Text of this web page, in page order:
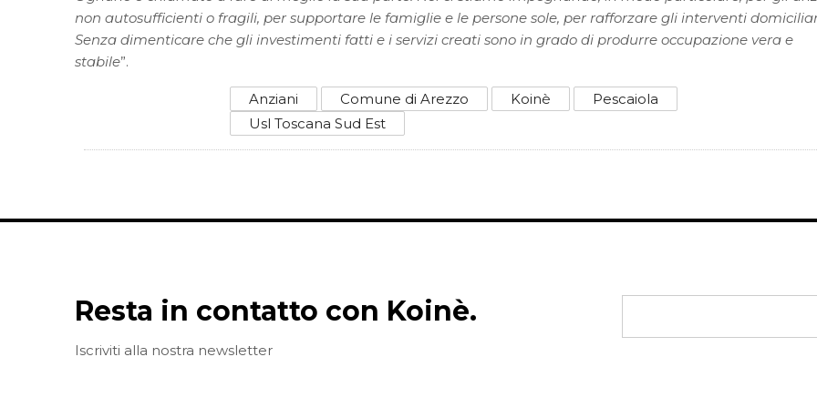
non autosufficienti o fragili, per supportare le famiglie e le persone sole, per rafforzare gli interventi
Senza dimenticare che gli investimenti fatti e i servizi creati sono in grado di produrre occupazione vera e
stabile”.
Anziani Comune di Arezzo Koinè
Pescaiola
Usl Toscana Sud Est
Resta in contatto con Koinè.
Iscriviti alla nostra newsletter